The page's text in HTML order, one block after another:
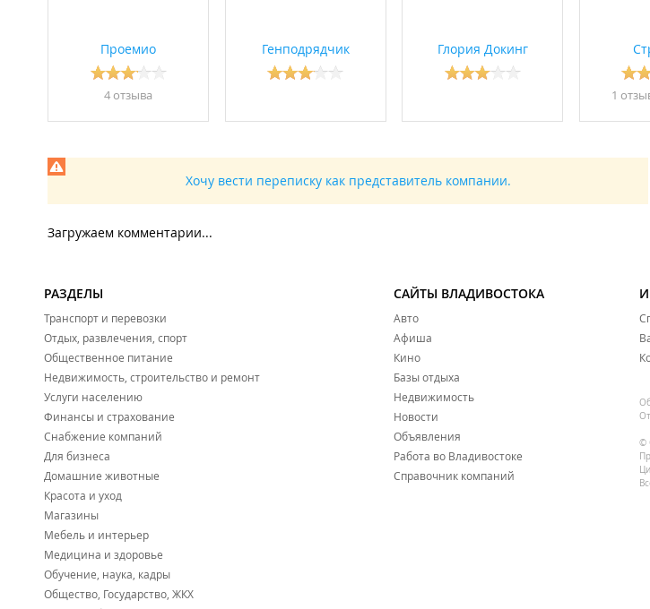
Проемио
4 отзывa
Генподрядчик Глория Докинг
1
Хочу вести переписку как представитель компании.
Загружаем комментарии...
РАЗДЕЛЫ
Транспорт и перевозки
Отдых, развлечения, спорт
Общественное питание
Недвижимость, строительство и ремонт
Услуги населению
Финансы и страхование
Снабжение компаний
Для бизнеса
Домашние животные
Красота и уход
Магазины
Мебель и интерьер
Медицина и здоровье
Обучение, наука, кадры
Общество, Государство, ЖКХ
САЙТЫ ВЛАДИВОСТОКА
Авто
Афиша
Кино
Базы отдыха
Недвижимость
Новости
Объявления
Работа во Владивостоке
Справочник компаний
©